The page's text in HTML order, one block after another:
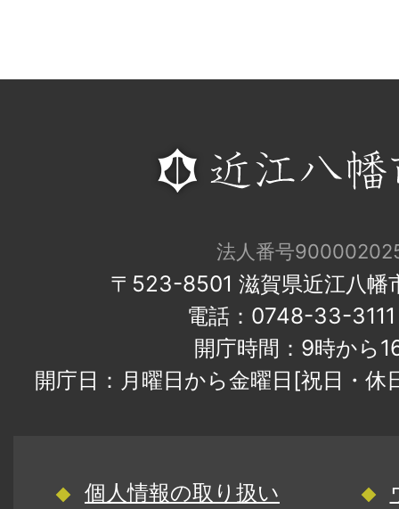
法人番号
〒523-8501 滋賀県近江八幡
電話：0748-33-
開庁時間：9時から
開庁日：月曜日から金曜日[祝日・
個人情報の取り扱い